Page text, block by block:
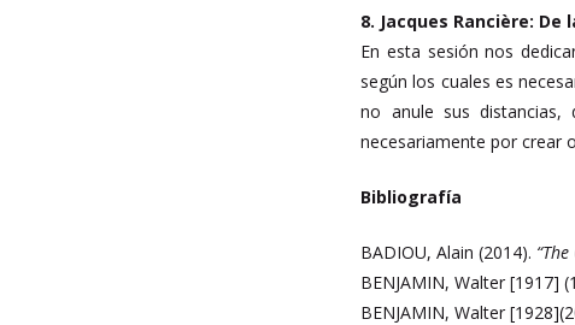
8. Jacques Rancière: De
En esta sesión nos
según los cuales es
no anule sus distancias,
necesariamente por crear
Bibliografía
BADIOU, Alain (2014).
BENJAMIN, Walter [1917]
BENJAMIN, Walter